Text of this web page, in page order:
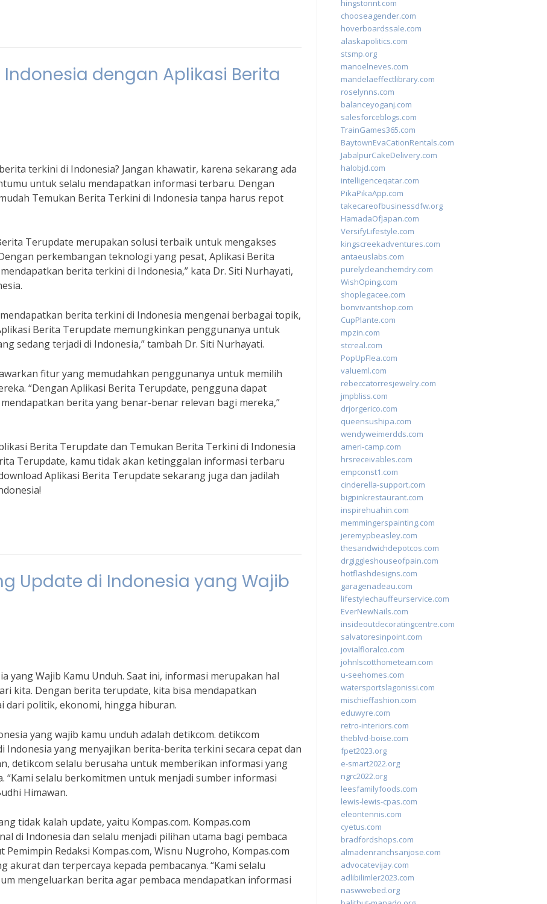
dengan Aplikasi Berita
terkini di Indonesia? Jangan khawatir, karena sekarang ada
untuk selalu mendapatkan informasi terbaru. Dengan
Temukan Berita Terkini di Indonesia tanpa harus repot
Terupdate merupakan solusi terbaik untuk mengakses
perkembangan teknologi yang pesat, Aplikasi Berita
berita terkini di Indonesia,” kata Dr. Siti Nurhayati,
berita terkini di Indonesia mengenai berbagai topik,
Berita Terupdate memungkinkan penggunanya untuk
sedang terjadi di Indonesia,” tambah Dr. Siti Nurhayati.
fitur yang memudahkan penggunanya untuk memilih
“Dengan Aplikasi Berita Terupdate, pengguna dapat
berita yang benar-benar relevan bagi mereka,”
Berita Terupdate dan Temukan Berita Terkini di Indonesia
Terupdate, kamu tidak akan ketinggalan informasi terbaru
Aplikasi Berita Terupdate sekarang juga dan jadilah
Update di Indonesia yang Wajib
yang Wajib Kamu Unduh. Saat ini, informasi merupakan hal
kita. Dengan berita terupdate, kita bisa mendapatkan
dari politik, ekonomi, hingga hiburan.
yang wajib kamu unduh adalah detikcom. detikcom
yang menyajikan berita-berita terkini secara cepat dan
detikcom selalu berusaha untuk memberikan informasi yang
“Kami selalu berkomitmen untuk menjadi sumber informasi
Himawan.
tidak kalah update, yaitu Kompas.com. Kompas.com
di Indonesia dan selalu menjadi pilihan utama bagi pembaca
Redaksi Kompas.com, Wisnu Nugroho, Kompas.com
dan terpercaya kepada pembacanya. “Kami selalu
mengeluarkan berita agar pembaca mendapatkan informasi
hingstonnt.com
chooseagender.com
hoverboardssale.com
alaskapolitics.com
stsmp.org
manoelneves.com
mandelaeffectlibrary.com
roselynns.com
balanceyoganj.com
salesforceblogs.com
TrainGames365.com
BaytownEvaCationRentals.com
JabalpurCakeDelivery.com
halobjd.com
intelligenceqatar.com
PikaPikaApp.com
takecareofbusinessdfw.org
HamadaOfJapan.com
VersifyLifestyle.com
kingscreekadventures.com
antaeuslabs.com
purelycleanchemdry.com
WishOping.com
shoplegacee.com
bonvivantshop.com
CupPlante.com
mpzin.com
stcreal.com
PopUpFlea.com
valueml.com
rebeccatorresjewelry.com
jmpbliss.com
drjorgerico.com
queensushipa.com
wendyweimerdds.com
ameri-camp.com
hrsreceivables.com
empconst1.com
cinderella-support.com
bigpinkrestaurant.com
inspirehuahin.com
memmingerspainting.com
jeremypbeasley.com
thesandwichdepotcos.com
drgiggleshouseofpain.com
hotflashdesigns.com
garagenadeau.com
lifestylechauffeurservice.com
EverNewNails.com
insideoutdecoratingcentre.com
salvatoresinpoint.com
jovialfloralco.com
johnlscotthometeam.com
u-seehomes.com
watersportslagonissi.com
mischieffashion.com
eduwyre.com
retro-interiors.com
theblvd-boise.com
fpet2023.org
e-smart2022.org
ngrc2022.org
leesfamilyfoods.com
lewis-lewis-cpas.com
eleontennis.com
cyetus.com
bradfordshops.com
almadenranchsanjose.com
advocatevijay.com
adlibilimler2023.com
naswwebed.org